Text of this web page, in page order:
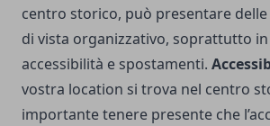
centro storico, può presentare
di vista organizzativo, soprattutto
accessibilità e spostamenti.
vostra location si trova nel centro
importante tenere presente che